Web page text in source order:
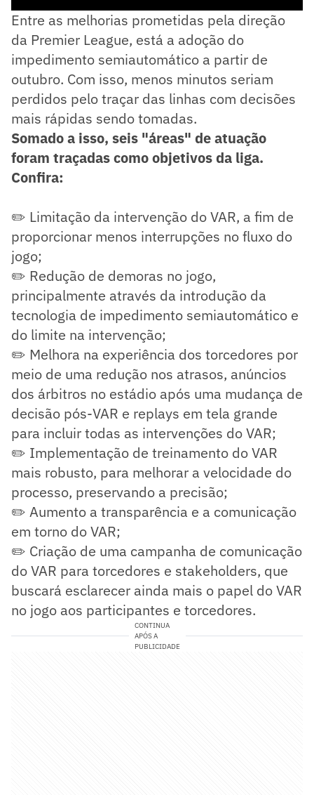
Entre as melhorias prometidas pela direção
da Premier League, está a adoção do
impedimento semiautomático a partir de
outubro. Com isso, menos minutos seriam
perdidos pelo traçar das linhas com decisões
mais rápidas sendo tomadas.
Somado a isso, seis "áreas" de atuação
foram traçadas como objetivos da liga.
Confira:
✏️ Limitação da intervenção do VAR, a fim de
proporcionar menos interrupções no fluxo do
jogo;
✏️ Redução de demoras no jogo,
principalmente através da introdução da
tecnologia de impedimento semiautomático e
do limite na intervenção;
✏️ Melhora na experiência dos torcedores por
meio de uma redução nos atrasos, anúncios
dos árbitros no estádio após uma mudança de
decisão pós-VAR e replays em tela grande
para incluir todas as intervenções do VAR;
✏️ Implementação de treinamento do VAR
mais robusto, para melhorar a velocidade do
processo, preservando a precisão;
✏️ Aumento a transparência e a comunicação
em torno do VAR;
✏️ Criação de uma campanha de comunicação
do VAR para torcedores e stakeholders, que
buscará esclarecer ainda mais o papel do VAR
no jogo aos participantes e torcedores.
CONTINUA
APÓS A
PUBLICIDADE